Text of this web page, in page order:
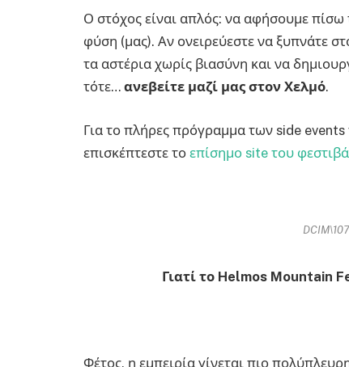
Ο στόχος είναι απλός: να αφήσουμε
φύση (μας). Αν ονειρεύεστε να ξυπνάτε
τα αστέρια χωρίς βιασύνη και να
τότε… ανεβείτε μαζί μας στον Χελμό.
Για το πλήρες πρόγραμμα των side
επισκέπτεστε το επίσημο site του
Γιατί το Helmos Mountain
Φέτος, η εμπειρία γίνεται πιο